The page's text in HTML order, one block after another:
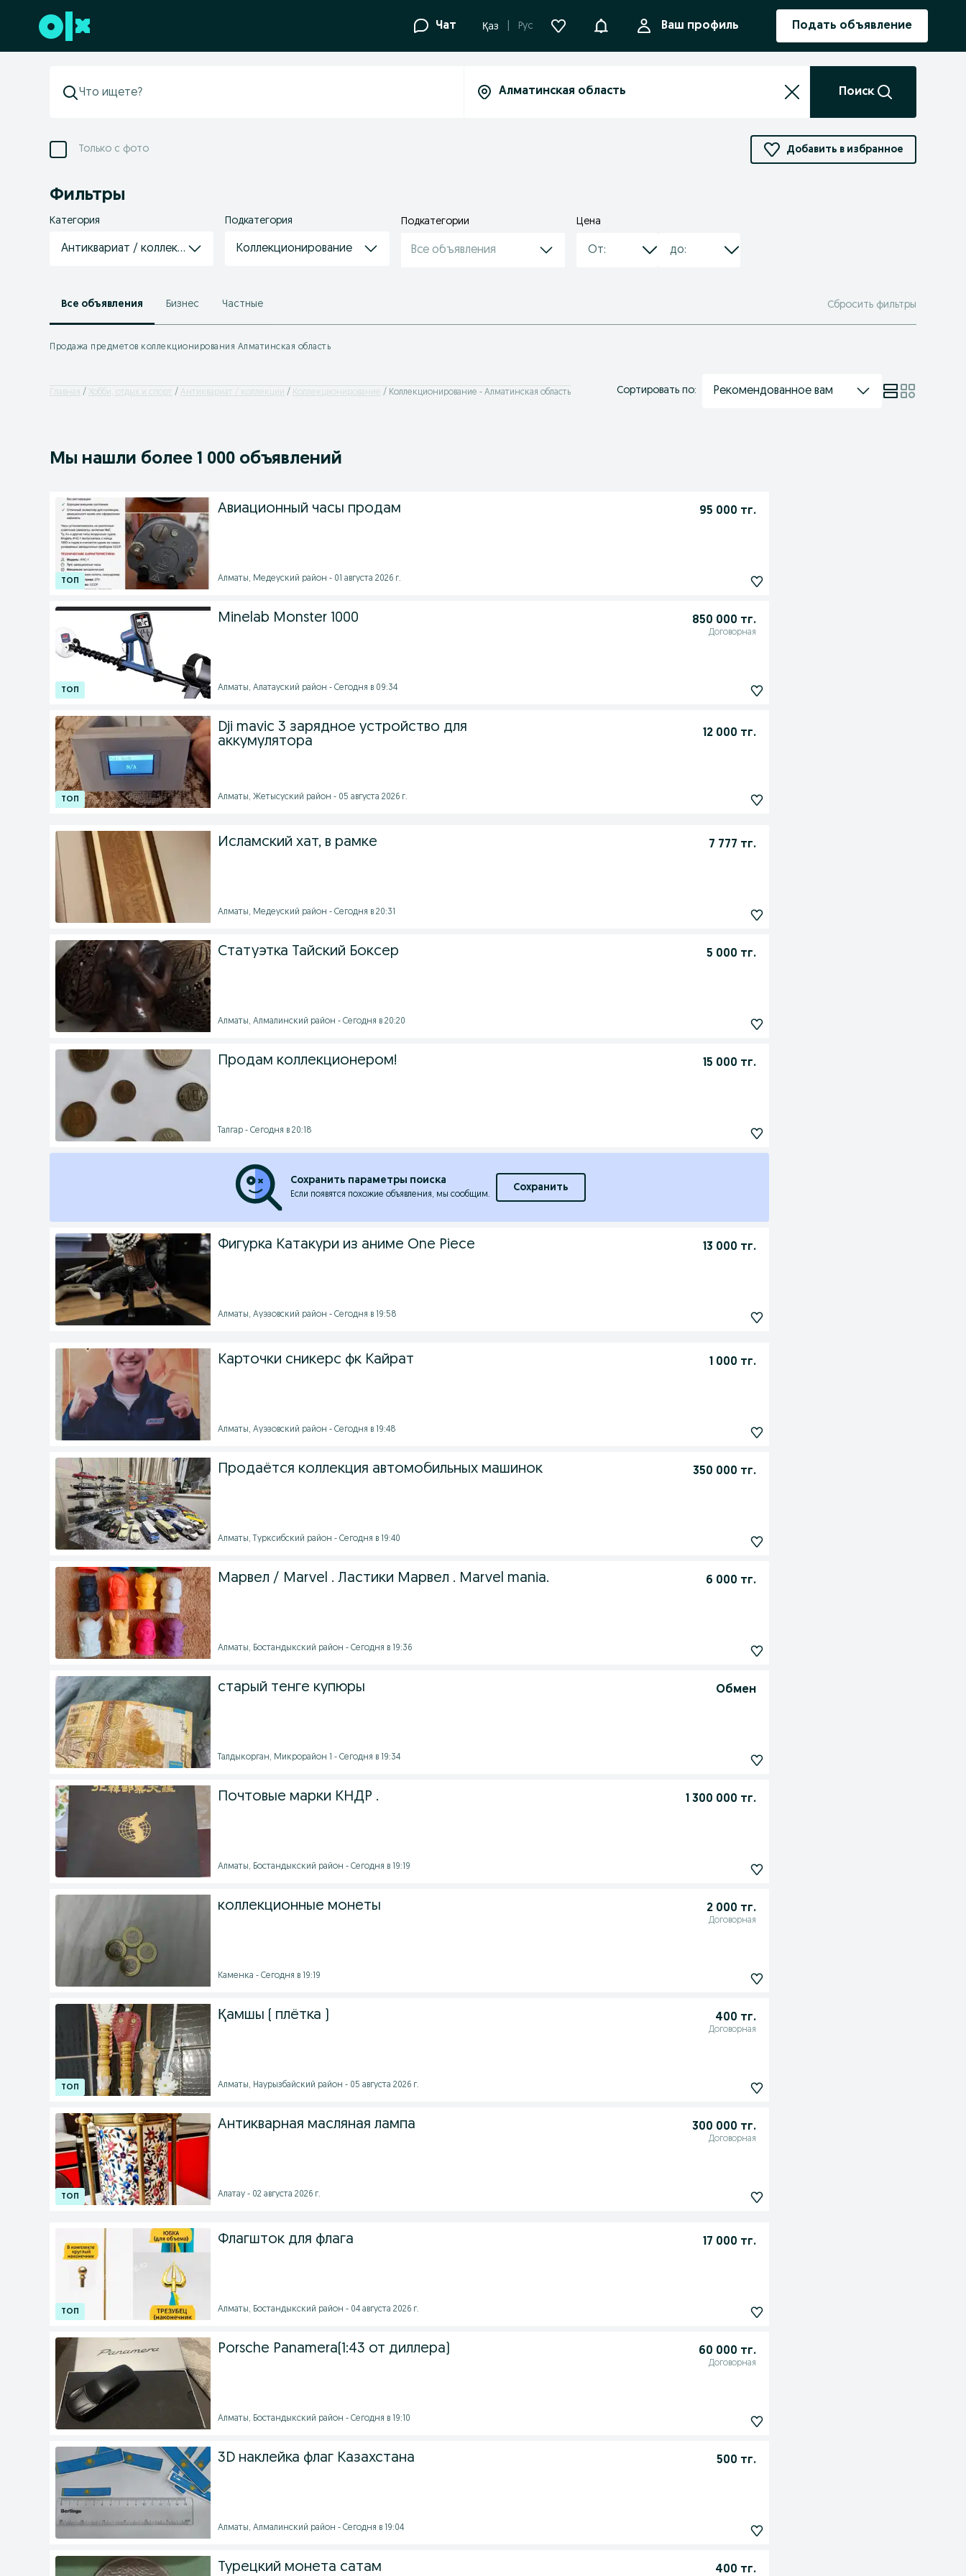
Перейти к нижнему колонтитулу Чат Қаз Рус УведомленияВаш профиль Подать объявление
Поиск
Только с фото Добавить в избранное
Фильтры
Категория
Антиквариат / коллекции
Подкатегория
Коллекционирование
Подкатегории
Все объявления
Цена
Все объявления Бизнес Частные Сбросить фильтры
Продажа предметов коллекционирования Алматинская область
Главная Хобби, отдых и спорт Антиквариат / коллекции Коллекционирование Коллекционирование - Алматинская область Сортировать по: Рекомендованное вам
Мы нашли более 1 000 объявлений
Авиационный часы продам 95 000 тг.
Алматы, Медеуский район - 01 августа 2026 г.
Minelab Monster 1000 850 000 тг.
Договорная
Алматы, Алатауский район - Сегодня в 09:34
Dji mavic 3 зарядное устройство для
аккумулятора
12 000 тг.
Алматы, Жетысуский район - 05 августа 2026 г.
Исламский хат, в рамке 7 777 тг.
Алматы, Медеуский район - Сегодня в 20:31
Статуэтка Тайский Боксер 5 000 тг.
Алматы, Алмалинский район - Сегодня в 20:20
Продам коллекционером! 15 000 тг.
Талгар - Сегодня в 20:18
Сохранить параметры поиска
Если появятся похожие объявления, мы сообщим.
Сохранить
Фигурка Катакури из аниме One Piece 13 000 тг.
Алматы, Ауэзовский район - Сегодня в 19:58
Карточки сникерс фк Кайрат 1 000 тг.
Алматы, Ауэзовский район - Сегодня в 19:48
Продаётся коллекция автомобильных машинок 350 000 тг.
Алматы, Турксибский район - Сегодня в 19:40
Марвел / Marvel . Ластики Марвел . Marvel mania. 6 000 тг.
Алматы, Бостандыкский район - Сегодня в 19:36
старый тенге купюры Обмен
Талдыкорган, Микрорайон 1 - Сегодня в 19:34
Почтовые марки КНДР . 1 300 000 тг.
Алматы, Бостандыкский район - Сегодня в 19:19
коллекционные монеты 2 000 тг.
Договорная
Каменка - Сегодня в 19:19
Қамшы ( плётка ) 400 тг.
Договорная
Алматы, Наурызбайский район - 05 августа 2026 г.
Антикварная масляная лампа 300 000 тг.
Договорная
Алатау - 02 августа 2026 г.
Флагшток для флага 17 000 тг.
Алматы, Бостандыкский район - 04 августа 2026 г.
Porsche Panamera(1:43 от диллера) 60 000 тг.
Договорная
Алматы, Бостандыкский район - Сегодня в 19:10
3D наклейка флаг Казахстана 500 тг.
Алматы, Алмалинский район - Сегодня в 19:04
Турецкий монета сатам 400 тг.